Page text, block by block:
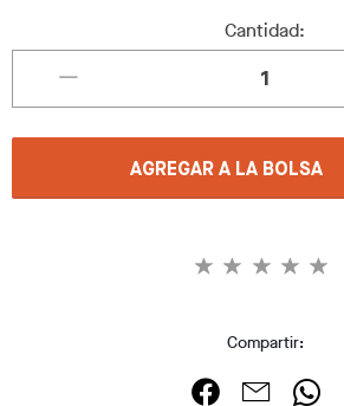
Cantidad:
AGREGAR A LA BOLSA
Compartir: